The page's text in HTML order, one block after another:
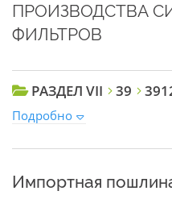
ПРОИЗВОДСТВА
ФИЛЬТРОВ
РАЗДЕЛ VII 39
Подробно
Импортная